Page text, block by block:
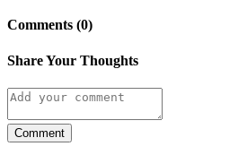
Comments (0)
Share Your Thoughts
Comment